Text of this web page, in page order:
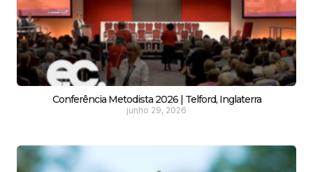
Conferência Metodista 2026 | Telford, Inglaterra
junho 29, 2026